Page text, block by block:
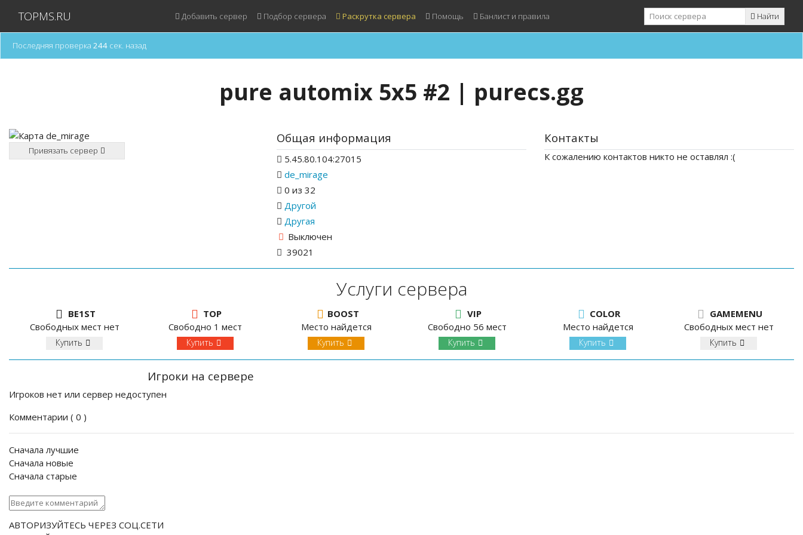
TOPMS.RU Добавить сервер Подбор сервера Раскрутка сервера Помощь Банлист и правила Найти
Последняя проверка 244 сек. назад
pure automix 5x5 #2 | purecs.gg
Привязать сервер
Общая информация
5.45.80.104:27015
de_mirage
0 из 32
Другой
Другая
Выключен
39021
Контакты
К сожалению контактов никто не оставлял :(
Услуги сервера
BE1ST
Свободных мест нет
Купить
TOP
Свободно 1 мест
Купить
BOOST
Место найдется
Купить
VIP
Свободно 56 мест
Купить
COLOR
Место найдется
Купить
GAMEMENU
Свободных мест нет
Купить
Игроки на сервере
Игроков нет или сервер недоступен
Комментарии ( 0 )
Сначала лучшие
Сначала новые
Сначала старые
АВТОРИЗУЙТЕСЬ ЧЕРЕЗ СОЦ.СЕТИ